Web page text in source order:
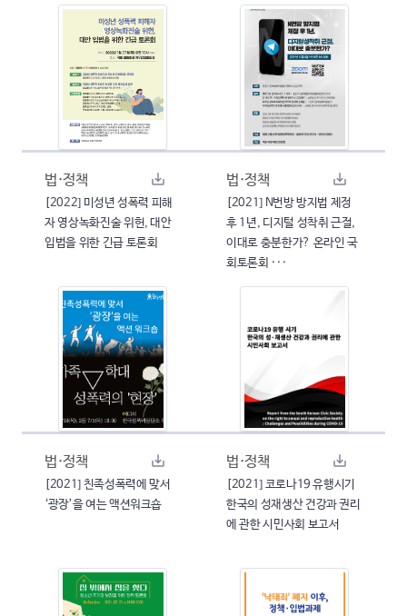
법·정책
[2022] 미성년 성폭력 피해
자 영상녹화진술 위헌, 대안
입법을 위한 긴급 토론회
법·정책
[2021] N번방 방지법 제정
후 1년, 디지털 성착취 근절,
이대로 충분한가? 온라인 국
회토론회 ···
법·정책
[2021] 친족성폭력에 맞서
‘광장’을 여는 액션워크숍
법·정책
[2021] 코로나19 유행시기
한국의 성재생산 건강과 권리
에 관한 시민사회 보고서